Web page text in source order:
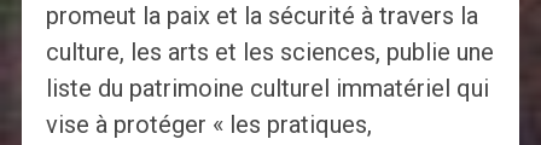
promeut la paix et la sécurité à travers la
culture, les arts et les sciences, publie une
liste du patrimoine culturel immatériel qui
vise à protéger « les pratiques,